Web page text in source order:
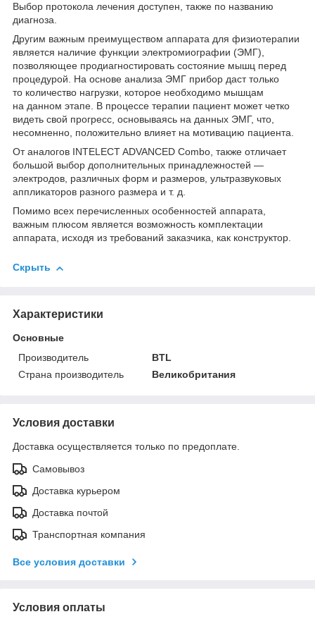
Выбор протокола лечения доступен, также по названию
диагноза.
Другим важным преимуществом аппарата для физиотерапии
является наличие функции электромиографии (ЭМГ),
позволяющее продиагностировать состояние мышц перед
процедурой. На основе анализа ЭМГ прибор даст только
то количество нагрузки, которое необходимо мышцам
на данном этапе. В процессе терапии пациент может четко
видеть свой прогресс, основываясь на данных ЭМГ, что,
несомненно, положительно влияет на мотивацию пациента.
От аналогов INTELECT ADVANCED Combo, также отличает
большой выбор дополнительных принадлежностей —
электродов, различных форм и размеров, ультразвуковых
аппликаторов разного размера и т. д.
Помимо всех перечисленных особенностей аппарата,
важным плюсом является возможность комплектации
аппарата, исходя из требований заказчика, как конструктор.
Скрыть
Характеристики
Основные
Производитель
BTL
Страна производитель
Великобритания
Условия доставки
Доставка осуществляется только по предоплате.
Самовывоз
Доставка курьером
Доставка почтой
Транспортная компания
Все условия доставки
Условия оплаты